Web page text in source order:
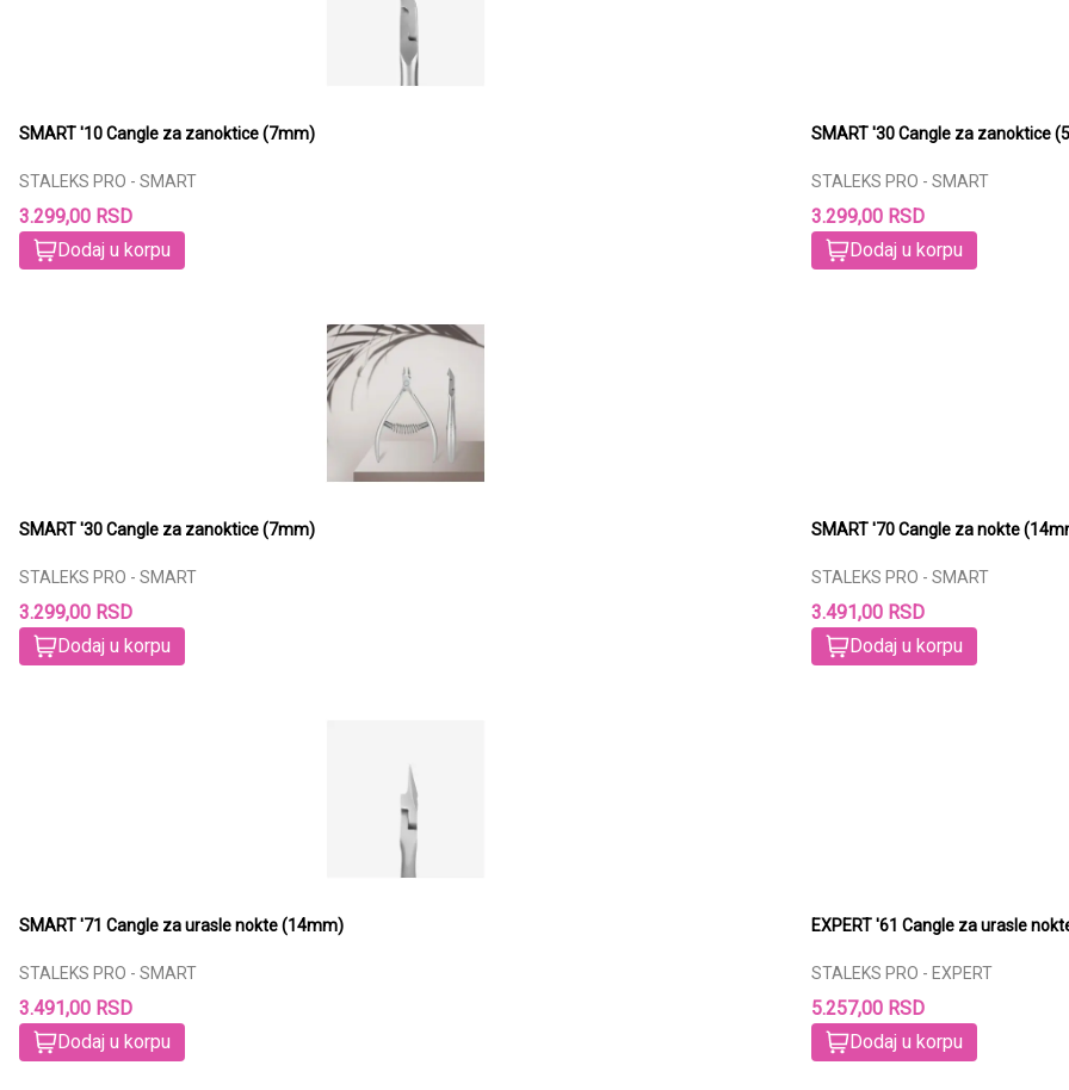
SMART '10 Cangle za zanoktice (7mm)
STALEKS PRO - SMART
3.299,00 RSD
Dodaj u korpu
SMART '30 Cangle za zanoktice
STALEKS PRO - SMART
3.299,00 RSD
Dodaj u korpu
SMART '30 Cangle za zanoktice (7mm)
STALEKS PRO - SMART
3.299,00 RSD
Dodaj u korpu
SMART '70 Cangle za nokte
STALEKS PRO - SMART
3.491,00 RSD
Dodaj u korpu
SMART '71 Cangle za urasle nokte (14mm)
STALEKS PRO - SMART
3.491,00 RSD
Dodaj u korpu
EXPERT '61 Cangle za urasle
STALEKS PRO - EXPERT
5.257,00 RSD
Dodaj u korpu